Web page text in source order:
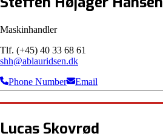
Maskinhandler
Tlf. (+45) 40 33 68 61
shh@ablauridsen.dk
Phone Number
Email
Lucas Skovrød